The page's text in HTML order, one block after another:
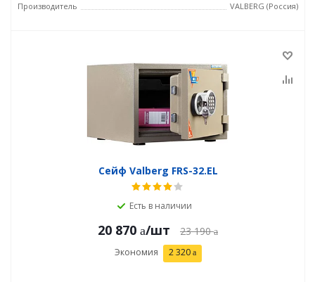
Производитель
VALBERG (Россия)
Сейф Valberg FRS-32.EL
Есть в наличии
20 870 /шт 23 190
Экономия 2 320